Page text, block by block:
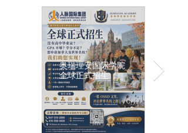
奥瑞理安国际学院
全球正式招生